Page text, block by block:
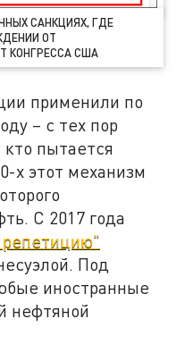
САНКЦИЯХ, ГДЕ
ОТ
КОНГРЕССА США
применили по
– с тех пор
пытается
х этот механизм
С 2017 года
репетицию"
Под
иностранные
нефтяной